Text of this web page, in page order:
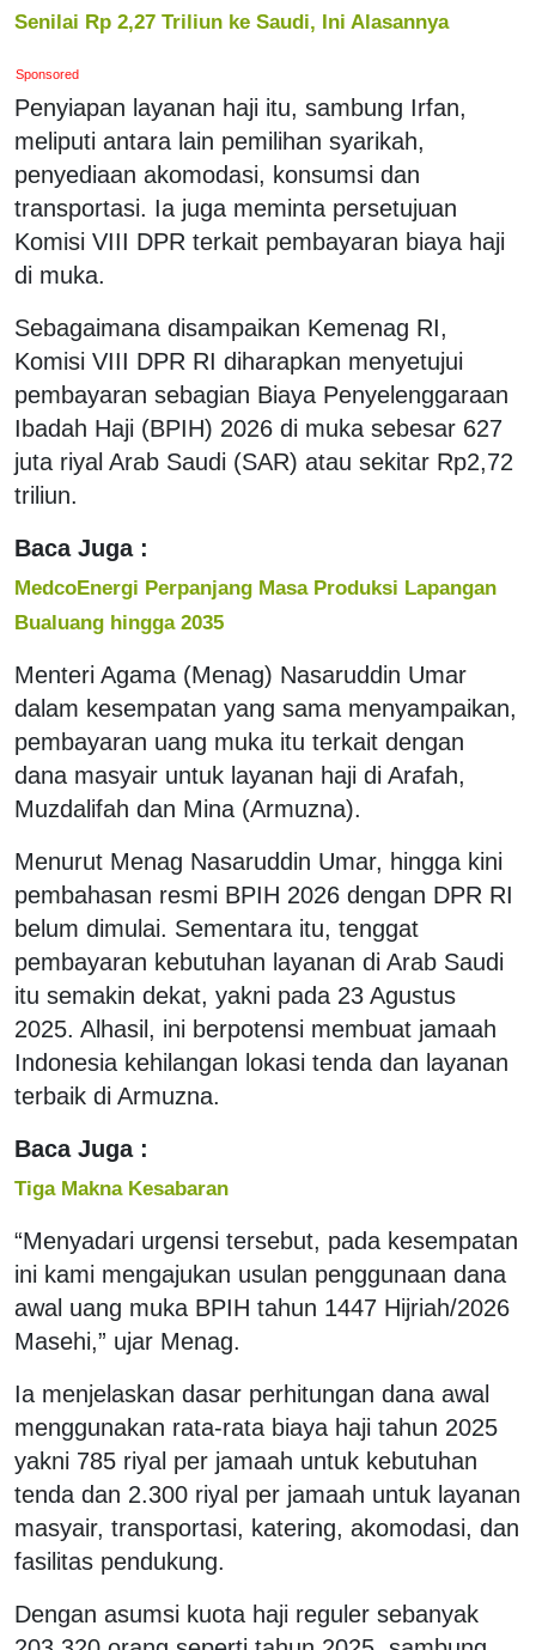
Senilai Rp 2,27 Triliun ke Saudi, Ini Alasannya
Sponsored
Penyiapan layanan haji itu, sambung Irfan,
meliputi antara lain pemilihan syarikah,
penyediaan akomodasi, konsumsi dan
transportasi. Ia juga meminta persetujuan
Komisi VIII DPR terkait pembayaran biaya haji
di muka.
Sebagaimana disampaikan Kemenag RI,
Komisi VIII DPR RI diharapkan menyetujui
pembayaran sebagian Biaya Penyelenggaraan
Ibadah Haji (BPIH) 2026 di muka sebesar 627
juta riyal Arab Saudi (SAR) atau sekitar Rp2,72
triliun.
Baca Juga :
MedcoEnergi Perpanjang Masa Produksi Lapangan
Bualuang hingga 2035
Menteri Agama (Menag) Nasaruddin Umar
dalam kesempatan yang sama menyampaikan,
pembayaran uang muka itu terkait dengan
dana masyair untuk layanan haji di Arafah,
Muzdalifah dan Mina (Armuzna).
Menurut Menag Nasaruddin Umar, hingga kini
pembahasan resmi BPIH 2026 dengan DPR RI
belum dimulai. Sementara itu, tenggat
pembayaran kebutuhan layanan di Arab Saudi
itu semakin dekat, yakni pada 23 Agustus
2025. Alhasil, ini berpotensi membuat jamaah
Indonesia kehilangan lokasi tenda dan layanan
terbaik di Armuzna.
Baca Juga :
Tiga Makna Kesabaran
“Menyadari urgensi tersebut, pada kesempatan
ini kami mengajukan usulan penggunaan dana
awal uang muka BPIH tahun 1447 Hijriah/2026
Masehi,” ujar Menag.
Ia menjelaskan dasar perhitungan dana awal
menggunakan rata-rata biaya haji tahun 2025
yakni 785 riyal per jamaah untuk kebutuhan
tenda dan 2.300 riyal per jamaah untuk layanan
masyair, transportasi, katering, akomodasi, dan
fasilitas pendukung.
Dengan asumsi kuota haji reguler sebanyak